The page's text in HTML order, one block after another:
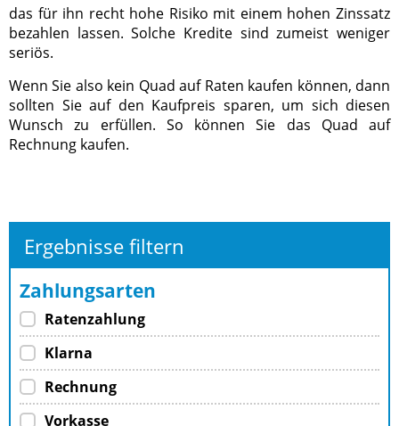
das für ihn recht hohe Risiko mit einem hohen Zinssatz
bezahlen lassen. Solche Kredite sind zumeist weniger
seriös.
Wenn Sie also kein Quad auf Raten kaufen können, dann
sollten Sie auf den Kaufpreis sparen, um sich diesen
Wunsch zu erfüllen. So können Sie das Quad auf
Rechnung kaufen.
Ergebnisse filtern
Zahlungsarten
Ratenzahlung
Klarna
Rechnung
Vorkasse